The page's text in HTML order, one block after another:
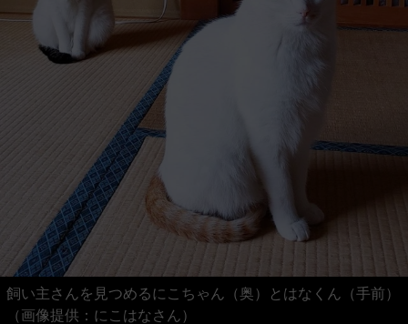
飼い主さんを見つめるにこちゃん（奥）とはなくん（手前）
（画像提供：にこはなさん）